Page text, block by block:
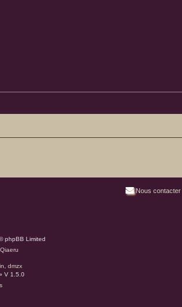
Nous contacter
phpBB Limited
Qiaeru
dmzx
V 1.5.0